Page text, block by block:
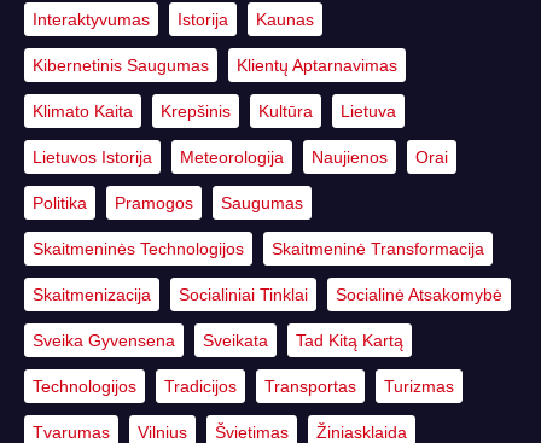
Interaktyvumas Istorija Kaunas
Kibernetinis Saugumas Klientų Aptarnavimas
Klimato Kaita Krepšinis Kultūra Lietuva
Lietuvos Istorija Meteorologija Naujienos Orai
Politika Pramogos Saugumas
Skaitmeninės Technologijos Skaitmeninė Transformacija
Skaitmenizacija Socialiniai Tinklai Socialinė Atsakomybė
Sveika Gyvensena Sveikata Tad Kitą Kartą
Technologijos Tradicijos Transportas Turizmas
Tvarumas Vilnius Švietimas Žiniasklaida